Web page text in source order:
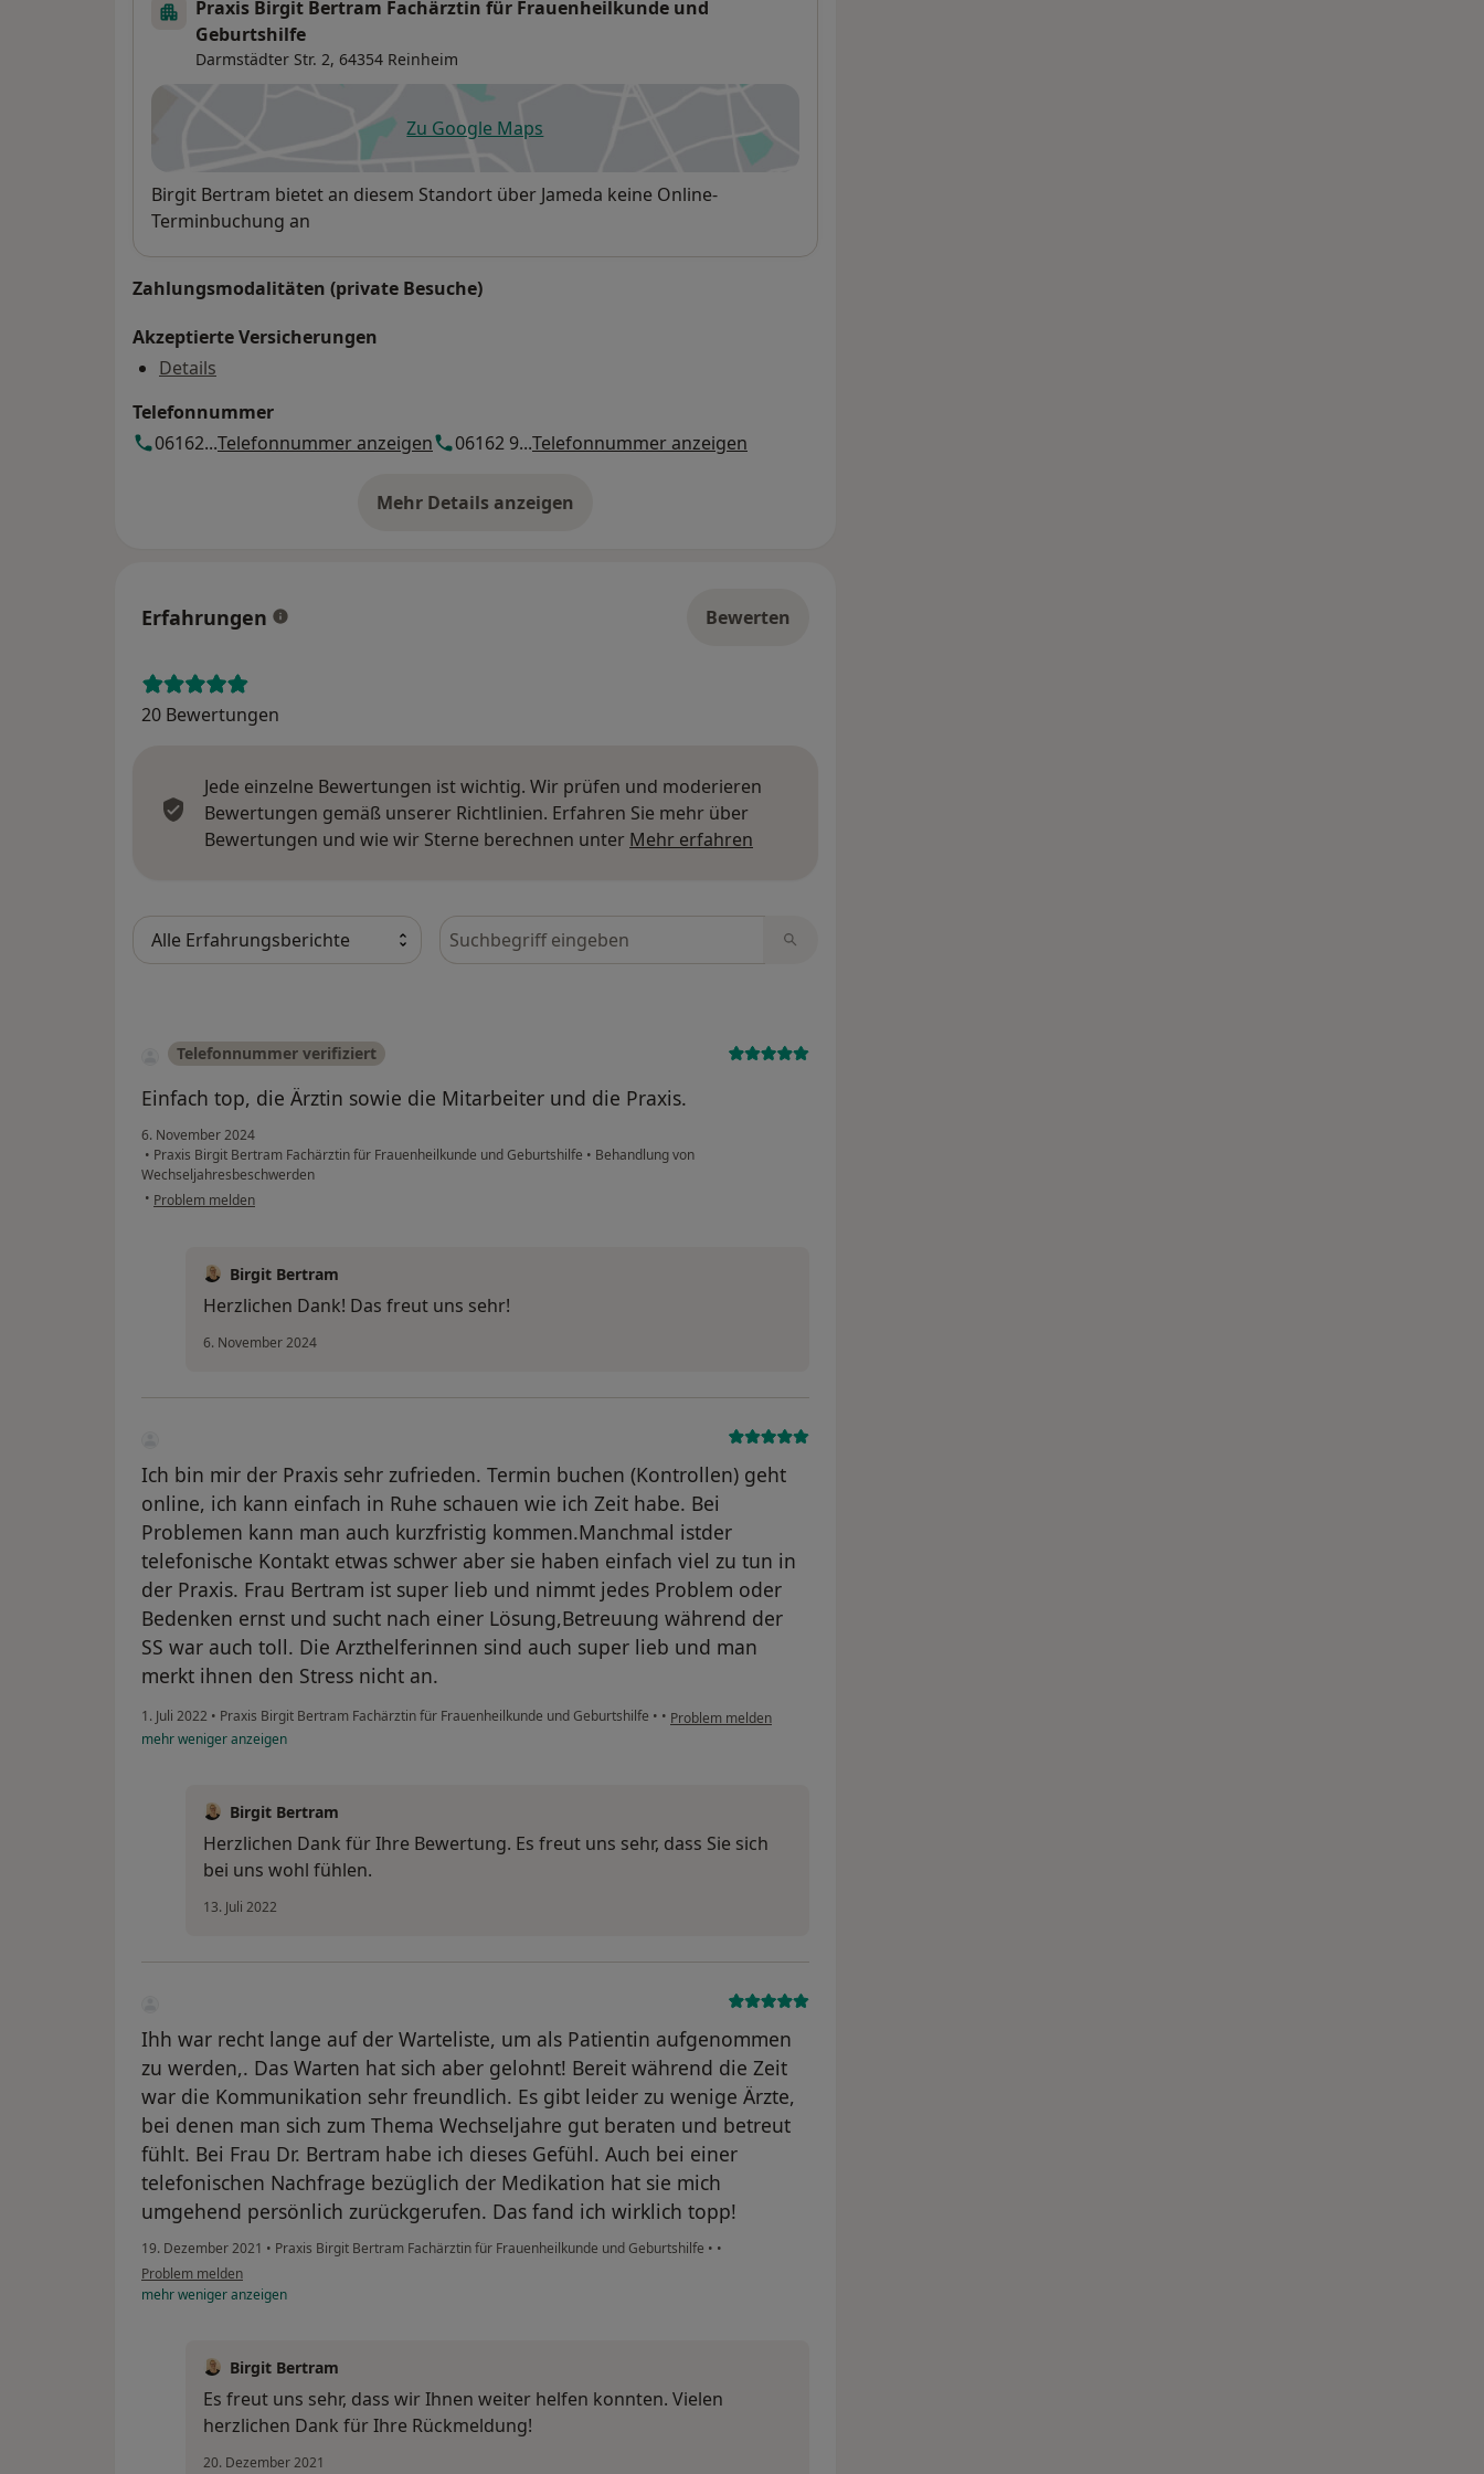
Praxis Birgit Bertram Fachärztin für Frauenheilkunde und
Geburtshilfe
Darmstädter Str. 2, 64354 Reinheim
Zu Google Mapsöffnet in einer neuen Registerkarte
Verfügbarkeit
Birgit Bertram bietet an diesem Standort über Jameda keine Online-
Terminbuchung an
Zahlungsmodalitäten (private Besuche)
Akzeptierte Versicherungen
Details
Telefonnummer
06162...Telefonnummer anzeigen 06162 9...Telefonnummer anzeigen
Mehr Details anzeigen
über die Adresse
Erfahrungen Bewerten
20 Bewertungen
Jede einzelne Bewertungen ist wichtig. Wir prüfen und moderieren
Bewertungen gemäß unserer Richtlinien. Erfahren Sie mehr über
Bewertungen und wie wir Sterne berechnen unter Mehr erfahren
Bewertungen durchsuchen
Telefonnummer verifiziert
Einfach top, die Ärztin sowie die Mitarbeiter und die Praxis.
6. November 2024
• Praxis Birgit Bertram Fachärztin für Frauenheilkunde und Geburtshilfe • Behandlung von
Wechseljahresbeschwerden
• Problem melden
Birgit Bertram
Herzlichen Dank! Das freut uns sehr!
6. November 2024
Ich bin mir der Praxis sehr zufrieden. Termin buchen (Kontrollen) geht
online, ich kann einfach in Ruhe schauen wie ich Zeit habe. Bei
Problemen kann man auch kurzfristig kommen.Manchmal istder
telefonische Kontakt etwas schwer aber sie haben einfach viel zu tun in
der Praxis. Frau Bertram ist super lieb und nimmt jedes Problem oder
Bedenken ernst und sucht nach einer Lösung,Betreuung während der
SS war auch toll. Die Arzthelferinnen sind auch super lieb und man
merkt ihnen den Stress nicht an.
1. Juli 2022 • Praxis Birgit Bertram Fachärztin für Frauenheilkunde und Geburtshilfe • • Problem melden
mehrwenigeranzeigen
Birgit Bertram
Herzlichen Dank für Ihre Bewertung. Es freut uns sehr, dass Sie sich
bei uns wohl fühlen.
13. Juli 2022
Ihh war recht lange auf der Warteliste, um als Patientin aufgenommen
zu werden,. Das Warten hat sich aber gelohnt! Bereit während die Zeit
war die Kommunikation sehr freundlich. Es gibt leider zu wenige Ärzte,
bei denen man sich zum Thema Wechseljahre gut beraten und betreut
fühlt. Bei Frau Dr. Bertram habe ich dieses Gefühl. Auch bei einer
telefonischen Nachfrage bezüglich der Medikation hat sie mich
umgehend persönlich zurückgerufen. Das fand ich wirklich topp!
19. Dezember 2021 • Praxis Birgit Bertram Fachärztin für Frauenheilkunde und Geburtshilfe • •
Problem melden
mehrwenigeranzeigen
Birgit Bertram
Es freut uns sehr, dass wir Ihnen weiter helfen konnten. Vielen
herzlichen Dank für Ihre Rückmeldung!
20. Dezember 2021